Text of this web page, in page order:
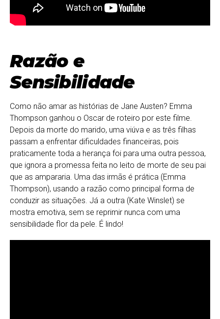
Razão e
Sensibilidade
Como não amar as histórias de Jane Austen? Emma
Thompson ganhou o Oscar de roteiro por este filme.
Depois da morte do marido, uma viúva e as três filhas
passam a enfrentar dificuldades financeiras, pois
praticamente toda a herança foi para uma outra pessoa,
que ignora a promessa feita no leito de morte de seu pai
que as ampararia. Uma das irmãs é prática (Emma
Thompson), usando a razão como principal forma de
conduzir as situações. Já a outra (Kate Winslet) se
mostra emotiva, sem se reprimir nunca com uma
sensibilidade flor da pele. É lindo!